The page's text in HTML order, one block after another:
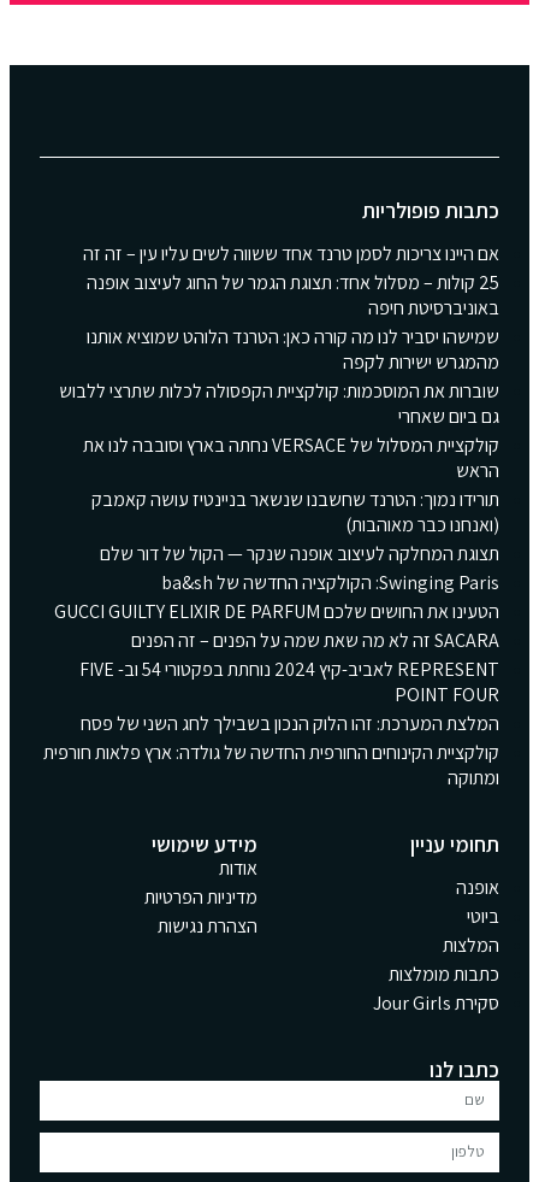
כתבות פופולריות
אם היינו צריכות לסמן טרנד אחד ששווה לשים עליו עין – זה זה
25 קולות – מסלול אחד: תצוגת הגמר של החוג לעיצוב אופנה
באוניברסיטת חיפה
שמישהו יסביר לנו מה קורה כאן: הטרנד הלוהט שמוציא אותנו
מהמגרש ישירות לקפה
שוברות את המוסכמות: קולקציית הקפסולה לכלות שתרצי ללבוש
גם ביום שאחרי
קולקציית המסלול של VERSACE נחתה בארץ וסובבה לנו את
הראש
תורידו נמוך: הטרנד שחשבנו שנשאר בניינטיז עושה קאמבק
(ואנחנו כבר מאוהבות)
תצוגת המחלקה לעיצוב אופנה שנקר — הקול של דור שלם
Swinging Paris: הקולקציה החדשה של ba&sh
הטעינו את החושים שלכם GUCCI GUILTY ELIXIR DE PARFUM
SACARA זה לא מה שאת שמה על הפנים – זה הפנים
REPRESENT לאביב-קיץ 2024 נוחתת בפקטורי 54 וב- FIVE
POINT FOUR
המלצת המערכת: זהו הלוק הנכון בשבילך לחג השני של פסח
קולקציית הקינוחים החורפית החדשה של גולדה: ארץ פלאות חורפית
ומתוקה
תחומי עניין
אופנה
ביוטי
המלצות
כתבות מומלצות
סקירת Jour Girls
מידע שימושי
אודות
מדיניות הפרטיות
הצהרת נגישות
כתבו לנו